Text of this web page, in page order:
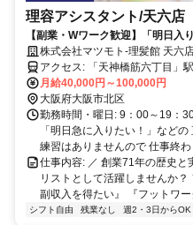
理容アシスタント/天六店
【副業・Wワーク歓迎】「明日
リ稼ぐ！子育て後の本格復帰も大
株式会社マツモト-理髪館 天六
アクセス: 「天神橋筋六
月給40,000円～100,000円
大阪府大阪市北区
勤務時間・曜日: 9：00～19：
「明日急に入りたい！」など
練習はありませんので 仕事終
仕事内容: ／ 創業71年の歴史と
リストとして活躍しませんか
副収入を得たい』 『フットワ
シフト自由 残業なし 週2・3日からOK